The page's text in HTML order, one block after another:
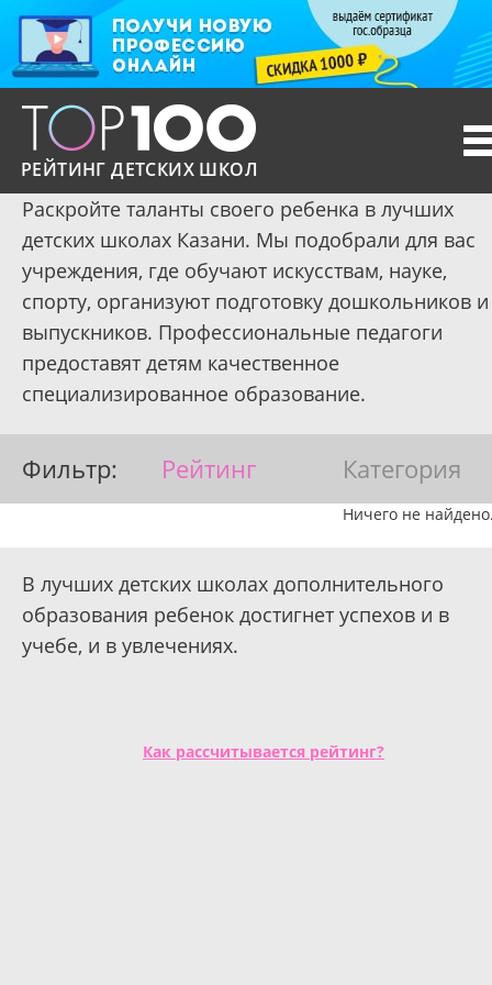
РЕЙТИНГ ДЕТСКИХ ШКОЛ
Раскройте таланты своего ребенка в лучших
детских школах Казани. Мы подобрали для вас
учреждения, где обучают искусствам, науке,
спорту, организуют подготовку дошкольников и
выпускников. Профессиональные педагоги
предоставят детям качественное
специализированное образование.
Фильтр: Рейтинг Категория
Ничего не
В лучших детских школах дополнительного
образования ребенок достигнет успехов и в
учебе, и в увлечениях.
Как рассчитывается рейтинг?